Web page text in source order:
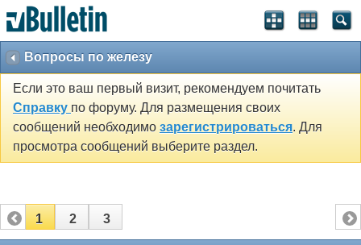
Вопросы по железу
Если это ваш первый визит, рекомендуем почитать
Справку по форуму. Для размещения своих
сообщений необходимо зарегистрироваться. Для
просмотра сообщений выберите раздел.
1 2 3